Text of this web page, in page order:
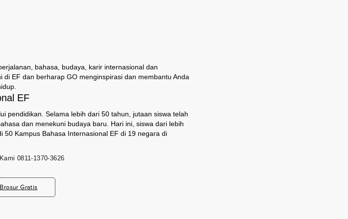
bahasa, budaya, karir internasional dan
EF dan berharap GO menginspirasi dan membantu Anda
EF
pendidikan. Selama lebih dari 50 tahun, jutaan siswa telah
dan menekuni budaya baru. Hari ini, siswa dari lebih
Kampus Bahasa Internasional EF di 19 negara di
0811-1370-3626
Brosur Gratis